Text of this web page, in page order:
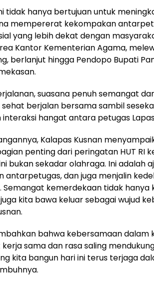
tidak hanya bertujuan untuk
mempererat kekompakan
yang lebih dekat dengan
Kantor Kementerian Agama,
berlanjut hingga Pendopo Bupati
suasana penuh semangat
berjalan bersama sambil
hangat antara petugas
Kalapas Kusnan
penting dari peringatan HUT RI
bukan sekadar olahraga. Ini adalah
antarpetugas, dan juga menjalin
Semangat kemerdekaan tidak
kita bawa keluar sebagai wujud
bahwa kebersamaan dalam
sama dan rasa saling
kita bangun hari ini terus terjaga